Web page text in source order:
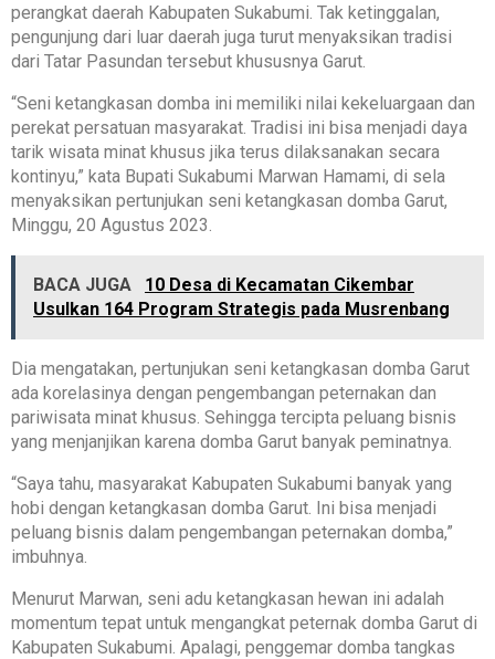
perangkat daerah Kabupaten Sukabumi. Tak ketinggalan,
pengunjung dari luar daerah juga turut menyaksikan tradisi
dari Tatar Pasundan tersebut khususnya Garut.
“Seni ketangkasan domba ini memiliki nilai kekeluargaan dan
perekat persatuan masyarakat. Tradisi ini bisa menjadi daya
tarik wisata minat khusus jika terus dilaksanakan secara
kontinyu,” kata Bupati Sukabumi Marwan Hamami, di sela
menyaksikan pertunjukan seni ketangkasan domba Garut,
Minggu, 20 Agustus 2023.
BACA JUGA
10 Desa di Kecamatan Cikembar
Usulkan 164 Program Strategis pada Musrenbang
Dia mengatakan, pertunjukan seni ketangkasan domba Garut
ada korelasinya dengan pengembangan peternakan dan
pariwisata minat khusus. Sehingga tercipta peluang bisnis
yang menjanjikan karena domba Garut banyak peminatnya.
“Saya tahu, masyarakat Kabupaten Sukabumi banyak yang
hobi dengan ketangkasan domba Garut. Ini bisa menjadi
peluang bisnis dalam pengembangan peternakan domba,”
imbuhnya.
Menurut Marwan, seni adu ketangkasan hewan ini adalah
momentum tepat untuk mengangkat peternak domba Garut di
Kabupaten Sukabumi. Apalagi, penggemar domba tangkas